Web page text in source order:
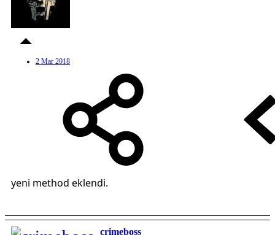
2 Mar 2018
yeni method eklendi.
crimeboss